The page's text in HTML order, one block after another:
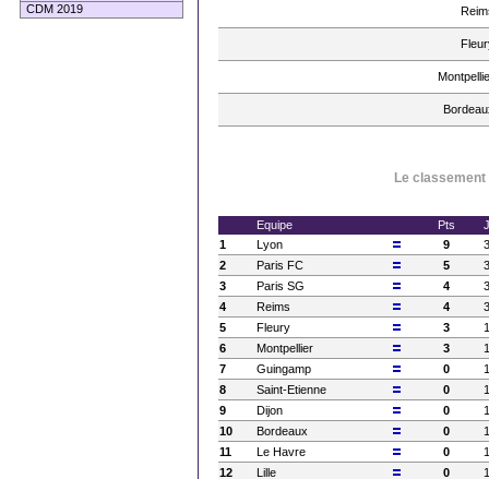
CDM 2019
Le classement
Equipe Pts
J
1
Lyon 9
3
2
Paris FC 5
3
3
Paris SG 4
3
4
Reims 4
3
5
Fleury 3
1
6
Montpellier 3
1
7
Guingamp 0
1
8
Saint-Etienne 0
1
9
Dijon 0
1
10
Bordeaux 0
1
11
Le Havre 0
1
12
Lille 0 1